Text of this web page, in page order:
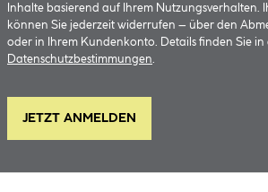
Inhalte basierend auf Ihrem Nutzungsverhalten.
können Sie jederzeit widerrufen – über den
oder in Ihrem Kundenkonto. Details finden Sie in
Datenschutzbestimmungen.
JETZT ANMELDEN